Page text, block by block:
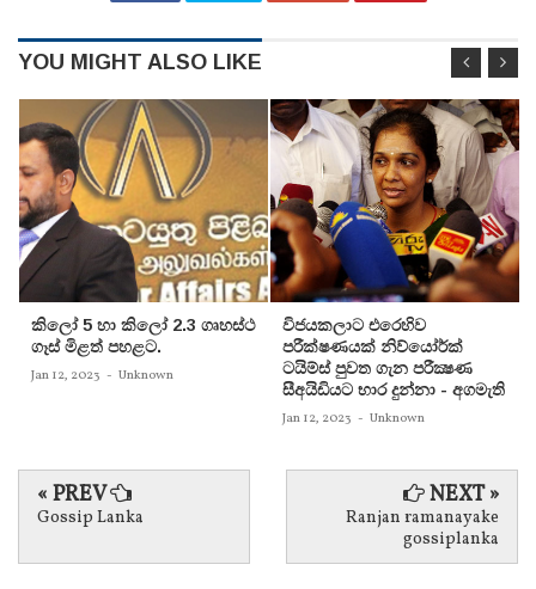
YOU MIGHT ALSO LIKE
කිලෝ 5 හා කිලෝ 2.3 ගෘහස්ථ
ගෑස් මිළත් පහළට.
Jan 12, 2023 - Unknown
විජයකලාට එරෙහිව
පරීක්‌ෂණයක්‌ නිව්යෝර්ක්‌
ටයිම්ස්‌ පුවත ගැන පරීක්‍ෂණ
සීඅයිඩියට භාර දුන්නා - අගමැති
Jan 12, 2023 - Unknown
« PREV
Gossip Lanka
NEXT »
Ranjan ramanayake
gossiplanka